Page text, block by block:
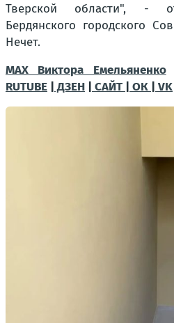
Тверской области", -
Бердянского городского
Нечет.
MAX Виктора Емельяненко|
RUTUBE
ДЗЕН САЙТ ОК VK